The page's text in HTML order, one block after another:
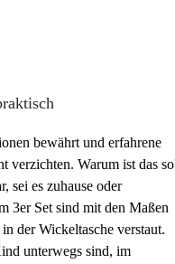
bewährt und erfahrene
verzichten. Warum ist das
sei es zuhause oder
3er Set sind mit den Maßen
der Wickeltasche verstaut.
unterwegs sind, im